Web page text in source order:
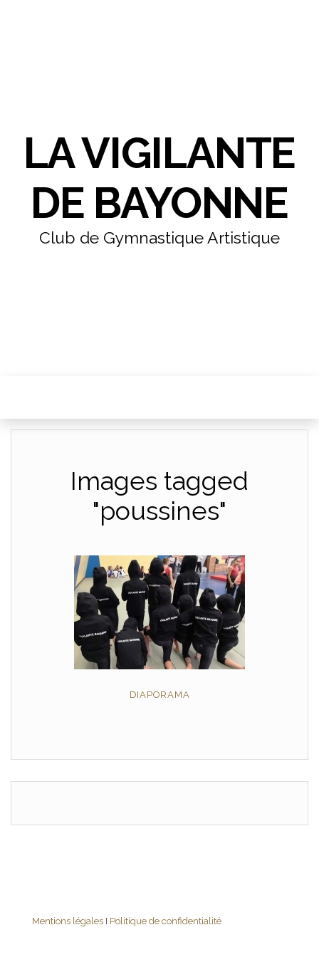
LA VIGILANTE
DE BAYONNE
Club de Gymnastique Artistique
Images tagged
"poussines"
DIAPORAMA
Mentions légales I Politique de confidentialité